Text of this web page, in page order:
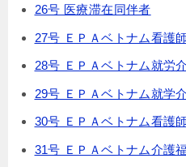
26号 医療滞在同伴者
27号 ＥＰＡベトナム看護
28号 ＥＰＡベトナム就労
29号 ＥＰＡベトナム就学
30号 ＥＰＡベトナム看護
31号 ＥＰＡベトナム介護